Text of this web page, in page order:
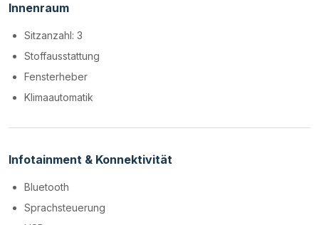
Innenraum
Sitzanzahl: 3
Stoffausstattung
Fensterheber
Klimaautomatik
Infotainment & Konnektivität
Bluetooth
Sprachsteuerung